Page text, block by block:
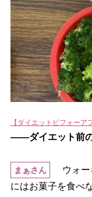
【ダイエットビフォー
――ダイエット前
まぁさん
ウォー
にはお菓子を食べ